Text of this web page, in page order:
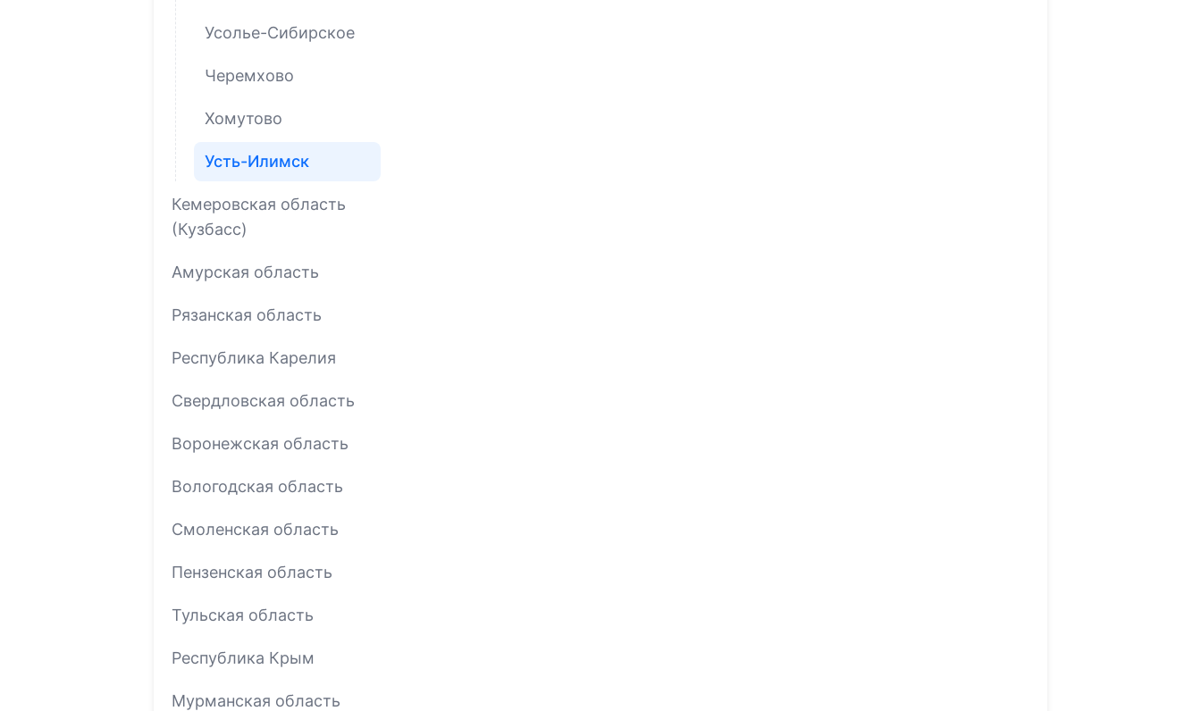
Усолье-Сибирское
Черемхово
Хомутово
Усть-Илимск
Кемеровская область
(Кузбасс)
Амурская область
Рязанская область
Республика Карелия
Свердловская область
Воронежская область
Вологодская область
Смоленская область
Пензенская область
Тульская область
Республика Крым
Мурманская область